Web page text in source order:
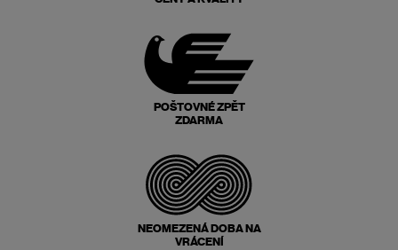
POŠTOVNÉ ZPĚT
ZDARMA
NEOMEZENÁ DOBA NA
VRÁCENÍ